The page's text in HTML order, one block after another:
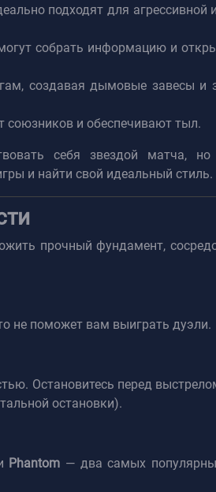
подходят для агрессивной
собрать информацию и
создавая дымовые завесы и
и обеспечивают тыл.
себя звездой матча, но
и найти свой идеальный стиль.
прочный фундамент,
не поможет вам выиграть дуэли.
Остановитесь перед
остановки).
Phantom — два самых